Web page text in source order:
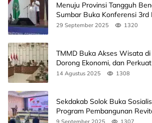
Menuju Provinsi Tangguh
Sumbar Buka Konferensi 3rd
Unand
29 September 2025 1320
TMMD Buka Akses Wisata
Dorong Ekonomi, dan
14 Agustus 2025 1308
Sekdakab Solok Buka
Program Pembangunan
Pendidikan
9 September 2025 1307